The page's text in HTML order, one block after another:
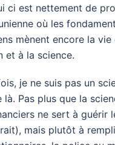
ci est nettement de
où les
mènent encore la vie
et à la science.
je ne suis pas un
là. Pas plus que la
ne sert à guérir
mais plutôt à